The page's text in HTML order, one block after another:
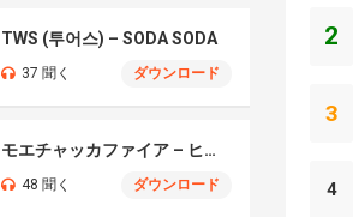
TWS (투어스) – SODA SODA
37 聞く ダウンロード
モエチャッカファイア – ヒューゴ、狛野真斗、ライト、セヴェリアン (Cover )
48 聞く ダウンロード
2
3
4